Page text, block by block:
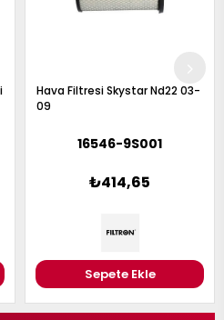
Hava Filtresi Micra K12 02-09 /
Note E11 05-11 1.5Dcı
8200399214
₺356,96
Sepete Ekle